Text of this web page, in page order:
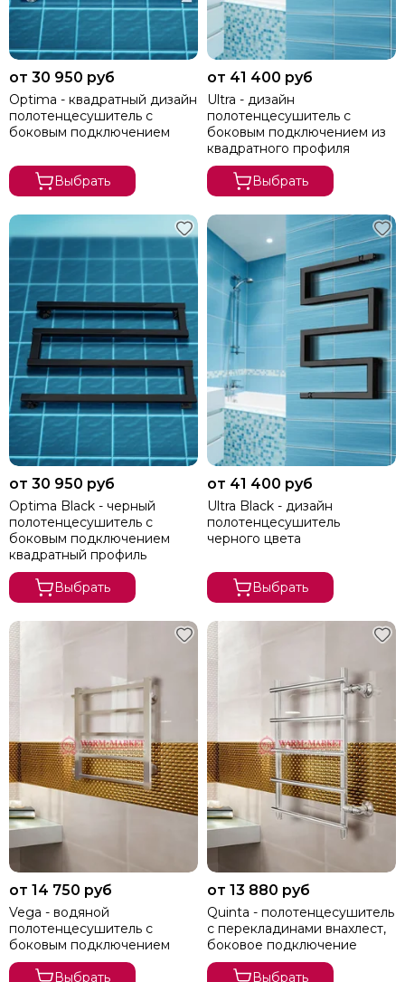
Лесенка с полкой
Лесенка
Дизайнерские водяные
Из нержавеющей стали
Дизайнерские электрические
Скрытое подключение
Цветные
В стиле Ретро
Широкие
Маленькие
Большие
Горизонтальные
Угловые
Вертикальные
50х50
60х40
60х60
Медные
Напольные
Современные
Премиум класса
Стильные
Эксклюзивные
Необычной формы
Изготовление на заказ по размерам
Финские
Тэны
Установка
Водяные с боковым подключением и полкой
Из матовой нержавеющей стали
Арго
Brandoni
Carisa
Cezares
Exemet
Fincopper
Garcia
Grota
Hammam
от 30 950 руб
Optima - квадратный дизайн
полотенцесушитель с
боковым подключением
Выбрать
от 41 400 руб
Ultra - дизайн
полотенцесушитель с
боковым подключением из
квадратного профиля
Выбрать
от 30 950 руб
Optima Black - черный
полотенцесушитель с
боковым подключением
квадратный профиль
Выбрать
от 41 400 руб
Ultra Black - дизайн
полотенцесушитель
черного цвета
Выбрать
от 14 750 руб
Vega - водяной
полотенцесушитель с
боковым подключением
Выбрать
от 13 880 руб
Quinta - полотенцесушитель
с перекладинами внахлест,
боковое подключение
Выбрать